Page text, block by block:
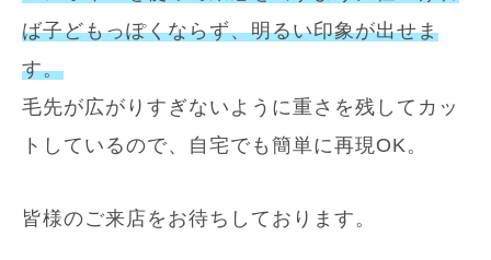
ば子どもっぽくならず、明るい印象が出せま
す。
毛先が広がりすぎないように重さを残してカッ
トしているので、自宅でも簡単に再現OK。
皆様のご来店をお待ちしております。